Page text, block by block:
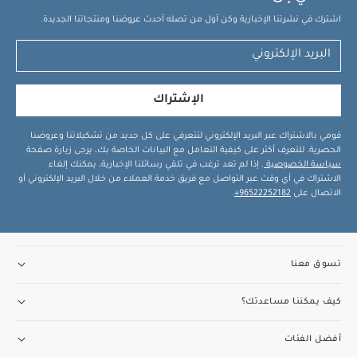
اشترك في نشرتنا الإخبارية وكن أول من تصله أحدث عروضنا ومنتجاتنا الجديدة.
الإشتراك
قومي بالاشتراك عبر البريد الإلكتروني لتتعرفي على كل جديد من تشكيلاتنا وعروضنا
الحصرية. للتعرف أكثر على كيفية التعامل مع البيانات الخاصة بك، يرجى زيارة صفحة
سياسة الخصوصية . إذا لم تعد ترغب في تلقي رسائلنا الإخبارية، يمكنك إلغاء
الاشتراك في أي وقت عبر التواصل مع فريق خدمة العملاء من خلال البريد الإلكتروني أو
الاتصال على 96522252182+
.
تسوق معنا
كيف يمكننا مساعدتك؟
أفضل الفئات